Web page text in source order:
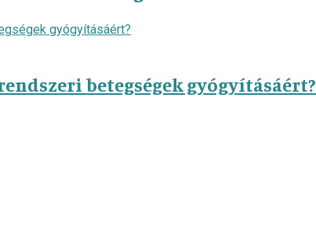
betegségek gyógyításáért?